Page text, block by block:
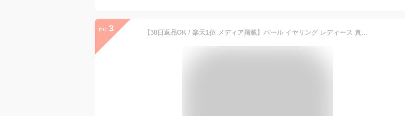
no. 3 【30日返品OK / 楽天1位 メディア掲載】パール イヤリング レディース 真珠 花珠級 国産 パールイヤリング ノンホールピアス 樹脂 金属アレルギー対応 痛くない フォーマル 人気 冠婚葬祭用 卒業式 入学式 結婚式用 七五三 普段使い あす楽